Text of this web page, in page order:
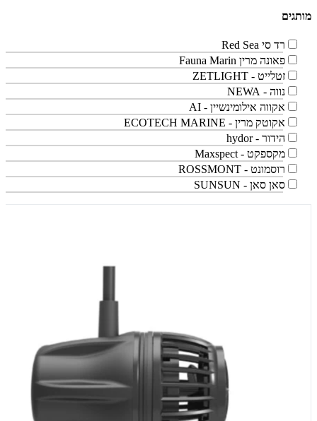
מותגים
רד סי Red Sea
פאונה מרין Fauna Marin
זטלייט - ZETLIGHT
נווה - NEWA
אקווה אילומינשיין - AI
אקוטק מרין - ECOTECH MARINE
הידור - hydor
מקספקט - Maxspect
רוסמונט - ROSSMONT
סאן סאן - SUNSUN